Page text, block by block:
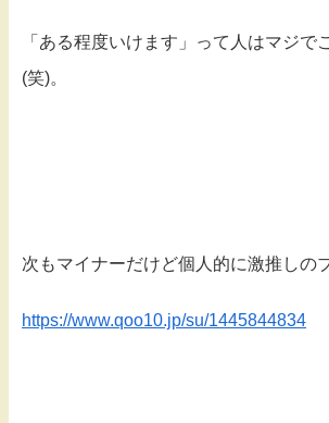
「ある程度いけます」って人はマジで
(笑)。
次もマイナーだけど個人的に激推しの
https://www.qoo10.jp/su/1445844834